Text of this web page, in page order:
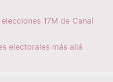
17M de Canal
electorales más allá